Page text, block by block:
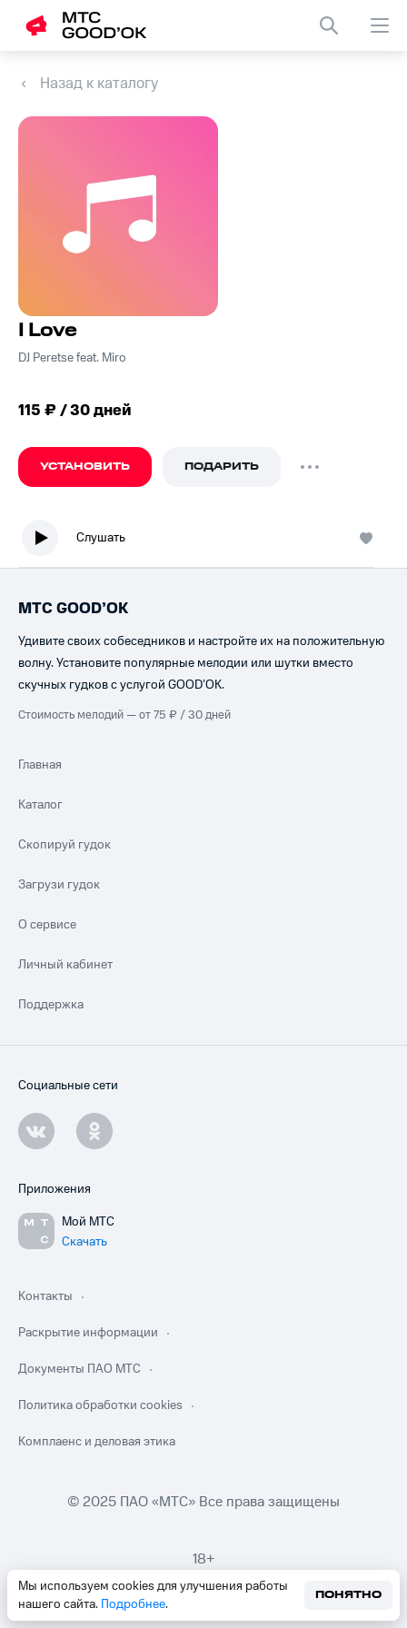
Назад к каталогу
I Love
DJ Peretse feat. Miro
115 ₽ / 30 дней
УСТАНОВИТЬ ПОДАРИТЬ
Слушать
Мы используем cookies для улучшения работы
нашего сайта. Подробнее.
ПОНЯТНО
МТС GOOD’OK
Удивите своих собеседников и настройте их на положительную
волну. Установите популярные мелодии или шутки вместо
скучных гудков с услугой GOOD’OK.
Стоимость мелодий — от 75 ₽ / 30 дней
Главная
Каталог
Скопируй гудок
Загрузи гудок
О сервисе
Личный кабинет
Поддержка
Социальные сети
Приложения
Мой МТС
Скачать
Контакты
Раскрытие информации
Документы ПАО МТС
Политика обработки cookies
Комплаенс и деловая этика
© 2025 ПАО «МТС» Все права защищены
18+